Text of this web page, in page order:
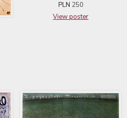
PLN 250
View poster